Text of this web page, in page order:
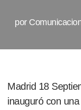
por
Madrid 18
inauguró con